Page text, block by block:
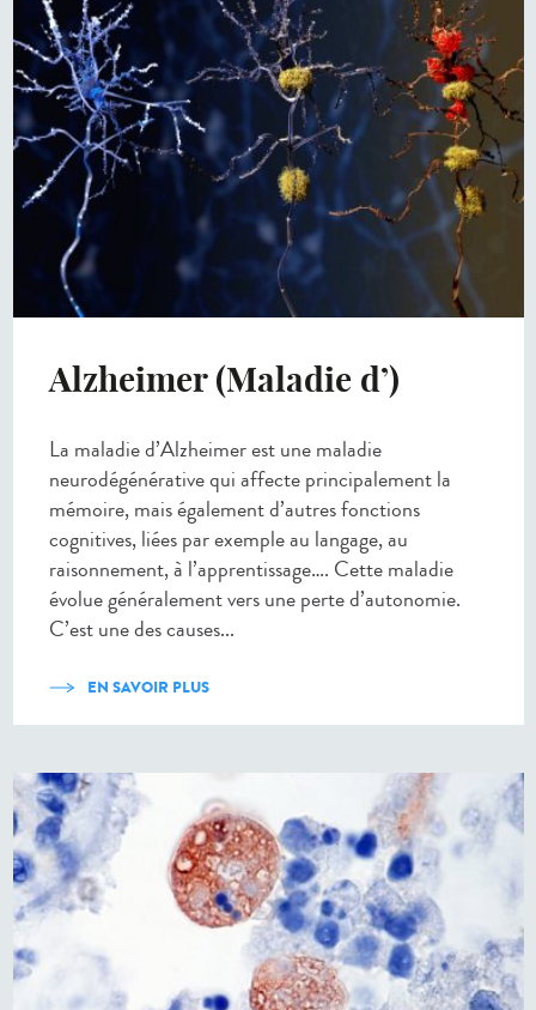
Alzheimer (Maladie d’)
La maladie d’Alzheimer est une maladie
neurodégénérative qui affecte principalement la
mémoire, mais également d’autres fonctions
cognitives, liées par exemple au langage, au
raisonnement, à l’apprentissage…. Cette maladie
évolue généralement vers une perte d’autonomie.
C’est une des causes...
EN SAVOIR PLUS